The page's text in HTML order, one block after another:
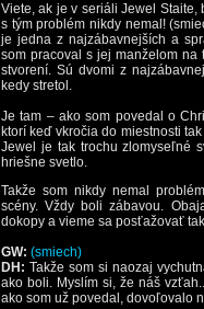
Viete, ak je v seriáli Jewel
s tým problém nikdy nemal!
je jedna z najzábavnejších a
som pracoval s jej manželom na
stvorení. Sú dvomi z
kedy stretol.
Je tam – ako som povedal o
ktorí keď vkročia do miestnosti
Jewel je tak trochu zlomyseľné
hriešne svetlo.
Takže som nikdy nemal
scény. Vždy boli zábavou.
dokopy a vieme sa posťažovať
GW: (smiech)
DH: Takže som si naozaj
ako boli. Myslím si, že náš
ako som už povedal, dovoľovalo